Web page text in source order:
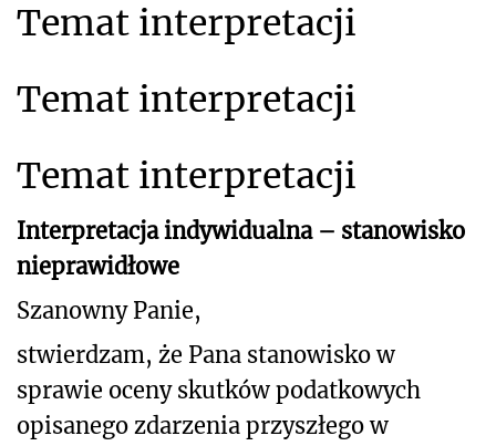
Temat interpretacji
Temat interpretacji
Temat interpretacji
Interpretacja indywidualna – stanowisko
nieprawidłowe
Szanowny Panie,
stwierdzam, że Pana stanowisko w
sprawie oceny skutków podatkowych
opisanego zdarzenia przyszłego w